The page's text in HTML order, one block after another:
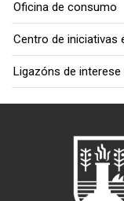
Oficina de consumo
Centro de iniciativas
Ligazóns de interese